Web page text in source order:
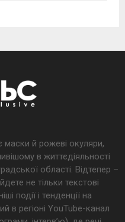
й рожеві окуляри,
в життєдіяльності
області. Відтепер –
не тільки текстові
події і тенденції на
в регіоні YouTube-канал